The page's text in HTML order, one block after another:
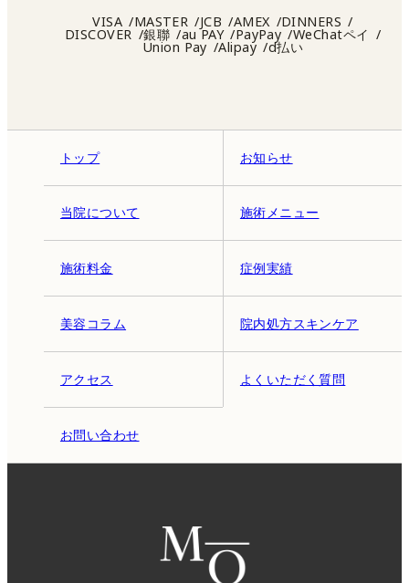
トップ お知らせ
当院について 施術メニュー
施術料金 症例実績
美容コラム 院内処方スキンケア
アクセス よくいただく質問
お問い合わせ
VISA MASTER JCB AMEX DINNERS
DISCOVER 銀聯 au PAY PayPay WeChatペイ
Union Pay Alipay d払い